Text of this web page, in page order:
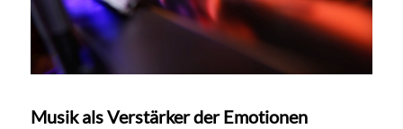
Musik als Verstärker der Emotionen